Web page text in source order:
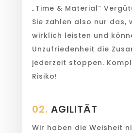
„Time & Material“
Sie zahlen also nur das,
wirklich leisten und
Unzufriedenheit die
jederzeit stoppen.
Risiko!
02. AGILITÄT
Wir haben die Weisheit